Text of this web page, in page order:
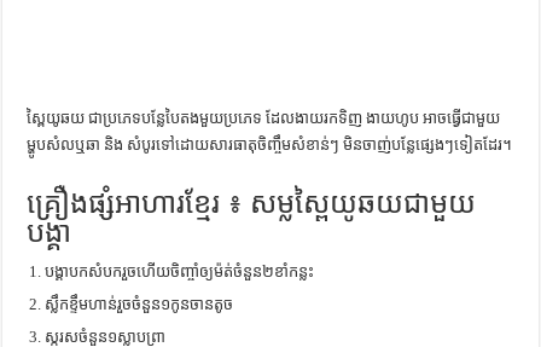
ស្ពៃយូឆយ ជាប្រភេទបន្លែបៃតងមួយប្រភេទ ដែលងាយរកទិញ ងាយហូប អាចធ្វើជាមួយ
ម្ហូបសំលឬឆា និង សំបូរទៅដោយសារធាតុចិញ្ចឹមសំខាន់ៗ មិនចាញ់បន្លែផ្សេងៗទៀតដែរ។​
គ្រឿងផ្សំអាហារខ្មែរ ៖ សម្លស្ពៃយូឆយជាមួយ
បង្គា
បង្គាបកសំបករួចហើយចិញ្ចាំឲ្យម៉ត់ចំនួន២ខាំកន្លះ
ស្លឹកខ្ទឹមហាន់រួចចំនួន១កូនចានតូច
ស្ករសចំនួន១ស្លាបព្រា